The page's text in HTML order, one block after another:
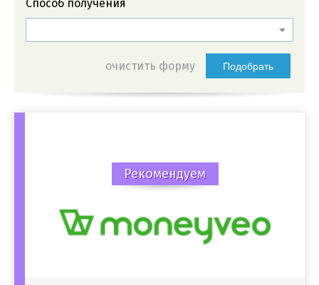
Способ получения
очистить форму Подобрать
Рекомендуем